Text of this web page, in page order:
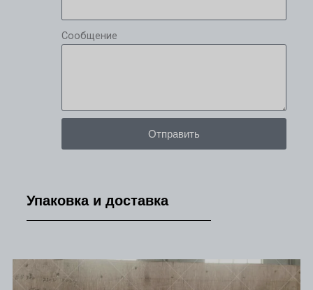
Сообщение
Отправить
Упаковка и доставка